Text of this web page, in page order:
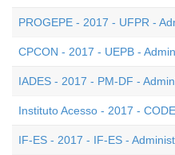
PROGEPE - 2017 - UFPR -
CPCON - 2017 - UEPB -
IADES - 2017 - PM-DF -
Instituto Acesso - 2017 -
IF-ES - 2017 - IF-ES -